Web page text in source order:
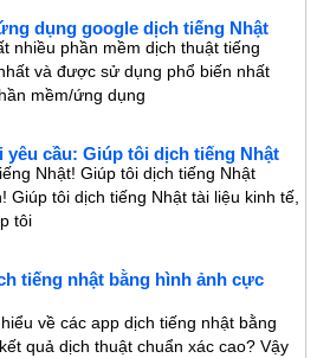
dụng google dịch tiếng Nhật
nhiều phần mềm dịch thuật tiếng
và được sử dụng phổ biến nhất
mềm/ứng dụng
cầu: Giúp tôi dịch tiếng Nhật
Nhật! Giúp tôi dịch tiếng Nhật
Giúp tôi dịch tiếng Nhật tài liệu kinh tế,
tôi
tiếng nhật bằng hình ảnh cực
về các app dịch tiếng nhật bằng
quả dịch thuật chuẩn xác cao? Vậy